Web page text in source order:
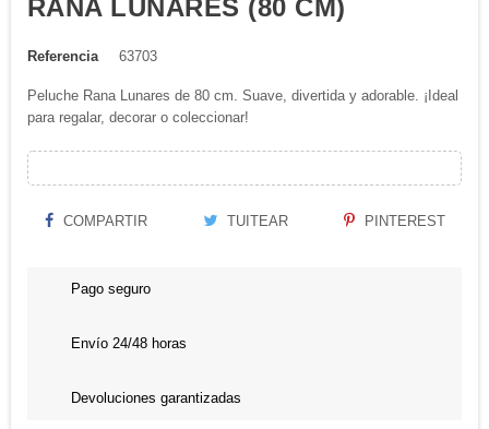
RANA LUNARES (80 CM)
Referencia 63703
Peluche Rana Lunares de 80 cm. Suave, divertida y adorable. ¡Ideal
para regalar, decorar o coleccionar!
COMPARTIR TUITEAR PINTEREST
Pago seguro
Envío 24/48 horas
Devoluciones garantizadas